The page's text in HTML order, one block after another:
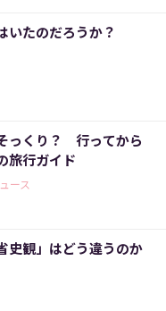
いたのだろうか？
っくり？ 行ってから
旅行ガイド
ース
史観」はどう違うのか